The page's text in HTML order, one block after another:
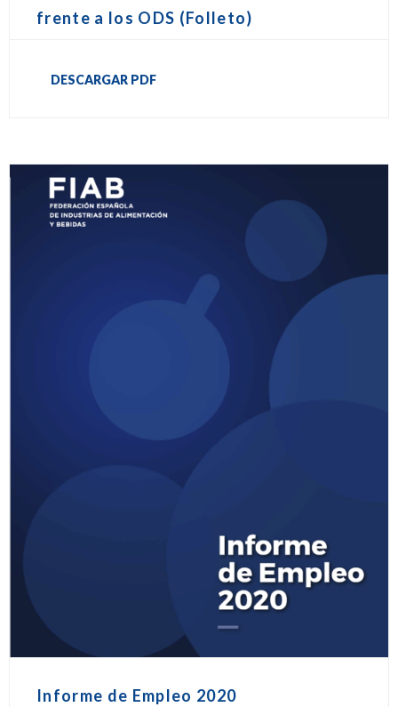
frente a los ODS (Folleto)
DESCARGAR PDF
Informe de Empleo 2020